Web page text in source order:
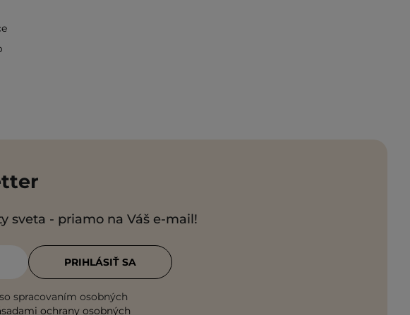
sveta - priamo na Váš e-mail!
spracovaním osobných
ochrany osobných
PRIHLÁSIŤ SA